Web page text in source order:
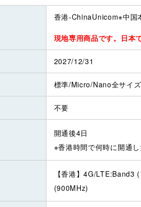
香港-ChinaUnicom※中国
現地専用商品です。日本
2027/12/31
標準/Micro/Nano全サイ
不要
開通後4日
※香港時間で何時に開通
【香港】4G/
(900MHz)